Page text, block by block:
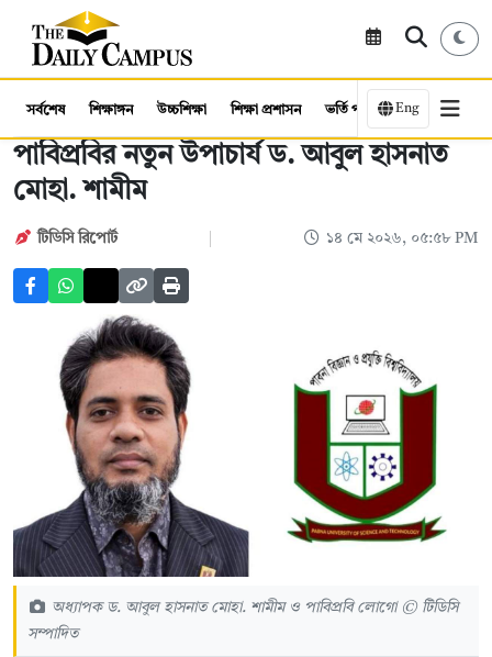
সর্বশেষ শিক্ষাঙ্গন উচ্চশিক্ষা শিক্ষা প্রশাসন ভর্তি পরীক্ষা কর্মসংস্থান
Eng
পাবিপ্রবির নতুন উপাচার্য ড. আবুল হাসনাত
মোহা. শামীম
টিডিসি রিপোর্ট ১৪ মে ২০২৬, ০৫:৫৮ PM
অধ্যাপক ড. আবুল হাসনাত মোহা. শামীম ও পাবিপ্রবি লোগো © টিডিসি
সম্পাদিত